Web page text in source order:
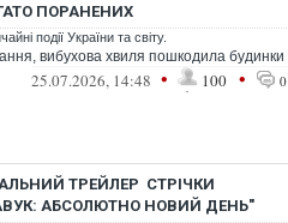
ПОРАНЕНИХ
події України та світу.
вибухова хвиля пошкодила будинки
25.07.2026, 14:48 • 100 • 0
ТРЕЙЛЕР СТРІЧКИ
АБСОЛЮТНО НОВИЙ ДЕНЬ"